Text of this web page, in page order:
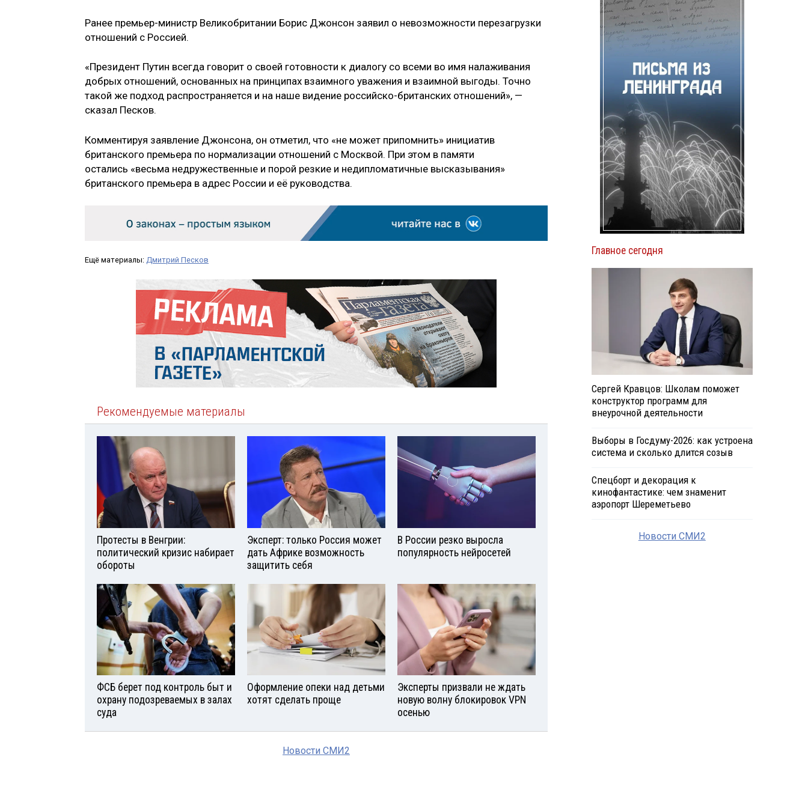
Ранее премьер-министр Великобритании Борис Джонсон заявил о невозможности перезагрузки
отношений с Россией.
«Президент Путин всегда говорит о своей готовности к диалогу со всеми во имя налаживания
добрых отношений, основанных на принципах взаимного уважения и взаимной выгоды. Точно
такой же подход распространяется и на наше видение российско-британских отношений», —
сказал Песков.
Комментируя заявление Джонсона, он отметил, что «не может припомнить» инициатив
британского премьера по нормализации отношений с Москвой. При этом в памяти
остались «весьма недружественные и порой резкие и недипломатичные высказывания»
британского премьера в адрес России и её руководства.
Ещё материалы: Дмитрий Песков
Рекомендуемые материалы
Протесты в Венгрии:
политический кризис набирает
обороты
Эксперт: только Россия может
дать Африке возможность
защитить себя
В России резко выросла
популярность нейросетей
ФСБ берет под контроль быт и
охрану подозреваемых в залах
суда
Оформление опеки над детьми
хотят сделать проще
Эксперты призвали не ждать
новую волну блокировок VPN
осенью
Новости СМИ2
Главное сегодня
Сергей Кравцов: Школам поможет
конструктор программ для
внеурочной деятельности
Выборы в Госдуму-2026: как устроена
система и сколько длится созыв
Спецборт и декорация к
кинофантастике: чем знаменит
аэропорт Шереметьево
Новости СМИ2